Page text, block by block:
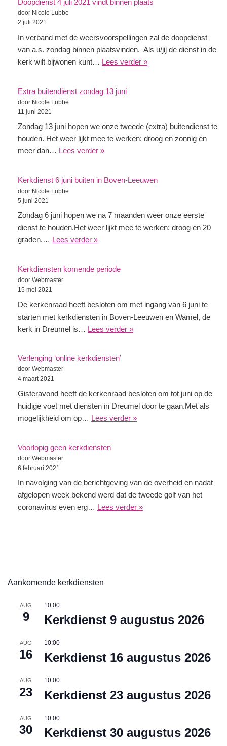
Doopdienst 4 juli 2021 vindt binnen plaats
door Nicole Lubbe
2 juli 2021
In verband met de weersvoorspellingen zal de doopdienst
van a.s. zondag binnen plaatsvinden. Als u/jij de dienst in de
kerk wilt bijwonen kunt… Lees verder »
Extra buitendienst zondag 13 juni
door Nicole Lubbe
11 juni 2021
Zondag 13 juni hopen we onze tweede (extra) buitendienst te
houden. Het weer lijkt mee te werken: droog en zonnig en
meer dan… Lees verder »
Kerkdienst 6 juni buiten in Boven-Leeuwen
door Nicole Lubbe
5 juni 2021
Zondag 6 juni hopen we na 7 maanden weer onze eerste
dienst te houden.Het weer lijkt mee te werken: droog en 20
graden.… Lees verder »
Kerkdiensten komende periode
door Webmaster
15 mei 2021
De kerkenraad heeft besloten om met ingang van 6 juni te
starten met kerkdiensten in Boven-Leeuwen en Wamel, de
kerk in Dreumel is… Lees verder »
Verlenging ‘online kerkdiensten’
door Webmaster
4 maart 2021
Gisteravond heeft de kerkenraad besloten om tot juni op de
huidige voet met diensten in Dreumel door te gaan.Met als
mogelijkheid om op… Lees verder »
Voorlopig geen kerkdiensten
door Webmaster
6 februari 2021
In navolging van de berichtgeving van de overheid en nadat
afgelopen week bekend werd dat de tweede golf van het
coronavirus even erg… Lees verder »
Aankomende kerkdiensten
AUG
9
10:00
Kerkdienst 9 augustus 2026
AUG
16
10:00
Kerkdienst 16 augustus 2026
AUG
23
10:00
Kerkdienst 23 augustus 2026
AUG
30
10:00
Kerkdienst 30 augustus 2026